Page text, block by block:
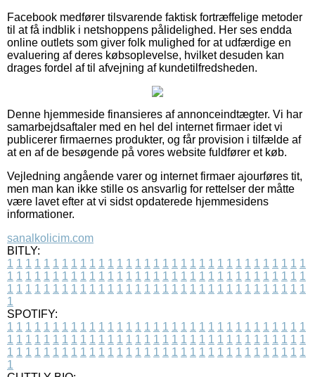
Facebook medfører tilsvarende faktisk fortræffelige metoder
til at få indblik i netshoppens pålidelighed. Her ses endda
online outlets som giver folk mulighed for at udfærdige en
evaluering af deres købsoplevelse, hvilket desuden kan
drages fordel af til afvejning af kundetilfredsheden.
Denne hjemmeside finansieres af annonceindtægter. Vi har
samarbejdsaftaler med en hel del internet firmaer idet vi
publicerer firmaernes produkter, og får provision i tilfælde af
at en af de besøgende på vores website fuldfører et køb.
Vejledning angående varer og internet firmaer ajourføres tit,
men man kan ikke stille os ansvarlig for rettelser der måtte
være lavet efter at vi sidst opdaterede hjemmesidens
informationer.
sanalkolicim.com
BITLY:
1 1 1 1 1 1 1 1 1 1 1 1 1 1 1 1 1 1 1 1 1 1 1 1 1 1 1 1 1 1 1 1 1
1 1 1 1 1 1 1 1 1 1 1 1 1 1 1 1 1 1 1 1 1 1 1 1 1 1 1 1 1 1 1 1 1
1 1 1 1 1 1 1 1 1 1 1 1 1 1 1 1 1 1 1 1 1 1 1 1 1 1 1 1 1 1 1 1 1
1
SPOTIFY:
1 1 1 1 1 1 1 1 1 1 1 1 1 1 1 1 1 1 1 1 1 1 1 1 1 1 1 1 1 1 1 1 1
1 1 1 1 1 1 1 1 1 1 1 1 1 1 1 1 1 1 1 1 1 1 1 1 1 1 1 1 1 1 1 1 1
1 1 1 1 1 1 1 1 1 1 1 1 1 1 1 1 1 1 1 1 1 1 1 1 1 1 1 1 1 1 1 1 1
1